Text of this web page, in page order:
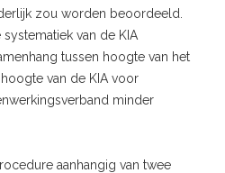
zou worden beoordeeld.
van de KIA
tussen hoogte van het
van de KIA voor
minder
aanhangig van twee